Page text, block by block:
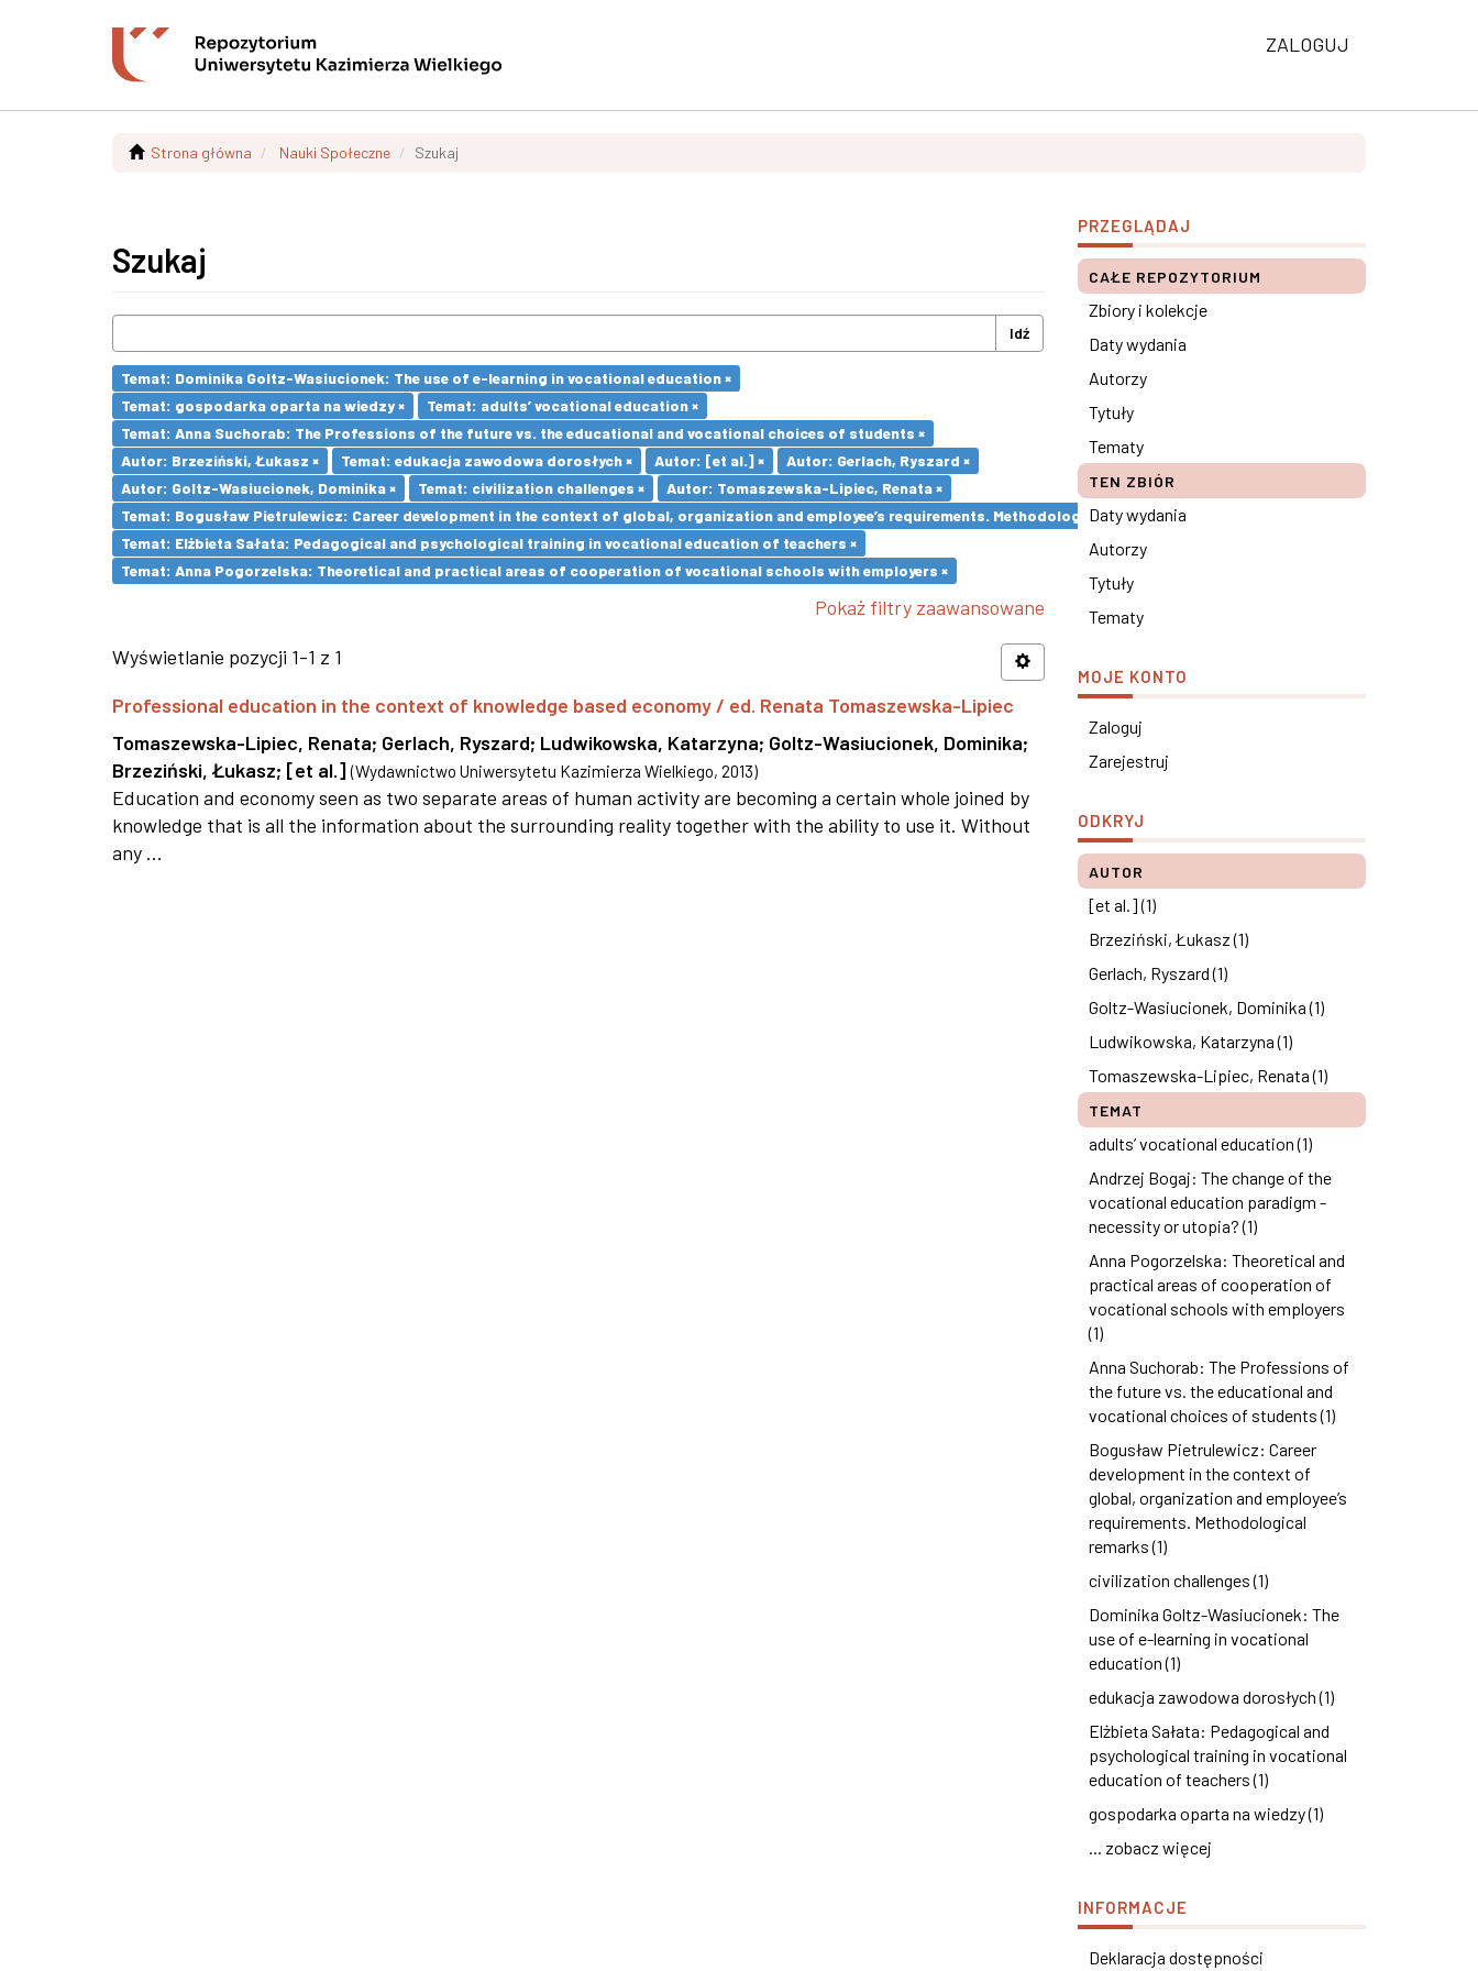
ZALOGUJ
Strona główna Nauki Społeczne Szukaj
Szukaj
Idź
Temat: Dominika Goltz-Wasiucionek: The use of e-learning in vocational education ×
Temat: gospodarka oparta na wiedzy ×
Temat: adults’ vocational education ×
Temat: Anna Suchorab: The Professions of the future vs. the educational and vocational choices of students ×
Autor: Brzeziński, Łukasz ×
Temat: edukacja zawodowa dorosłych × Autor: [et al.] ×
Autor: Gerlach, Ryszard ×
Autor: Goltz-Wasiucionek, Dominika ×
Temat: civilization challenges ×
Autor: Tomaszewska-Lipiec, Renata ×
Temat: Bogusław Pietrulewicz: Career development in the context of global, organization and employee’s requirements. Methodological remarks ×
Temat: Elżbieta Sałata: Pedagogical and psychological training in vocational education of teachers ×
Temat: Anna Pogorzelska: Theoretical and practical areas of cooperation of vocational schools with employers ×
Pokaż filtry zaawansowane
Wyświetlanie pozycji 1-1 z 1
Professional education in the context of knowledge based economy / ed. Renata Tomaszewska-Lipiec
Tomaszewska-Lipiec, Renata; Gerlach, Ryszard; Ludwikowska, Katarzyna; Goltz-Wasiucionek, Dominika;
Brzeziński, Łukasz; [et al.] (Wydawnictwo Uniwersytetu Kazimierza Wielkiego, 2013)
Education and economy seen as two separate areas of human activity are becoming a certain whole joined by
knowledge that is all the information about the surrounding reality together with the ability to use it. Without
any ...
PRZEGLĄDAJ
CAŁE REPOZYTORIUM
Zbiory i kolekcje
Daty wydania
Autorzy
Tytuły
Tematy
TEN ZBIÓR
Daty wydania
Autorzy
Tytuły
Tematy
MOJE KONTO
Zaloguj
Zarejestruj
ODKRYJ
AUTOR
[et al.] (1)
Brzeziński, Łukasz (1)
Gerlach, Ryszard (1)
Goltz-Wasiucionek, Dominika (1)
Ludwikowska, Katarzyna (1)
Tomaszewska-Lipiec, Renata (1)
TEMAT
adults’ vocational education (1)
Andrzej Bogaj: The change of the
vocational education paradigm -
necessity or utopia? (1)
Anna Pogorzelska: Theoretical and
practical areas of cooperation of
vocational schools with employers
(1)
Anna Suchorab: The Professions of
the future vs. the educational and
vocational choices of students (1)
Bogusław Pietrulewicz: Career
development in the context of
global, organization and employee’s
requirements. Methodological
remarks (1)
civilization challenges (1)
Dominika Goltz-Wasiucionek: The
use of e-learning in vocational
education (1)
edukacja zawodowa dorosłych (1)
Elżbieta Sałata: Pedagogical and
psychological training in vocational
education of teachers (1)
gospodarka oparta na wiedzy (1)
... zobacz więcej
INFORMACJE
Deklaracja dostępności